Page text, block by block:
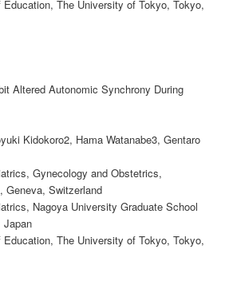
The University of Tokyo, Tokyo,
Altered Autonomic Synchrony During
Kidokoro2, Hama Watanabe3, Gentaro
Gynecology and Obstetrics,
Geneva, Switzerland
Nagoya University Graduate School
Japan
The University of Tokyo, Tokyo,